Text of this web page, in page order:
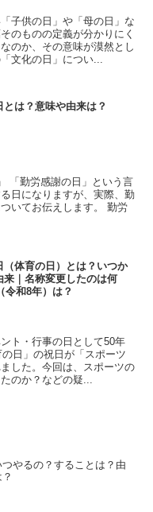
子供の日」や「母の日」な
のものの定義が分かりにく
のか、その意味が漠然とし
文化の日」につい...
は？意味や由来は？
「勤労感謝の日」という言
日になりますが、実際、勤
いてお伝えします。 勤労
（体育の日）とは？いつか
来｜名称変更したのは何
令和8年）は？
ト・行事の日として50年
日」の祝日が「スポーツ
した。今回は、スポーツの
のか？などの疑...
やるの？することは？由